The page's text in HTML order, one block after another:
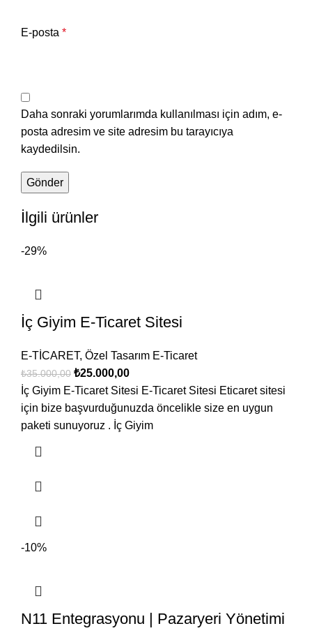
E-posta *
Daha sonraki yorumlarımda kullanılması için adım, e-
posta adresim ve site adresim bu tarayıcıya
kaydedilsin.
İlgili ürünler
-29%
İç Giyim E-Ticaret Sitesi
E-TİCARET, Özel Tasarım E-Ticaret
₺35.000,00 ₺25.000,00
İç Giyim E-Ticaret Sitesi E-Ticaret Sitesi Eticaret sitesi
için bize başvurduğunuzda öncelikle size en uygun
paketi sunuyoruz . İç Giyim
-10%
N11 Entegrasyonu | Pazaryeri Yönetimi